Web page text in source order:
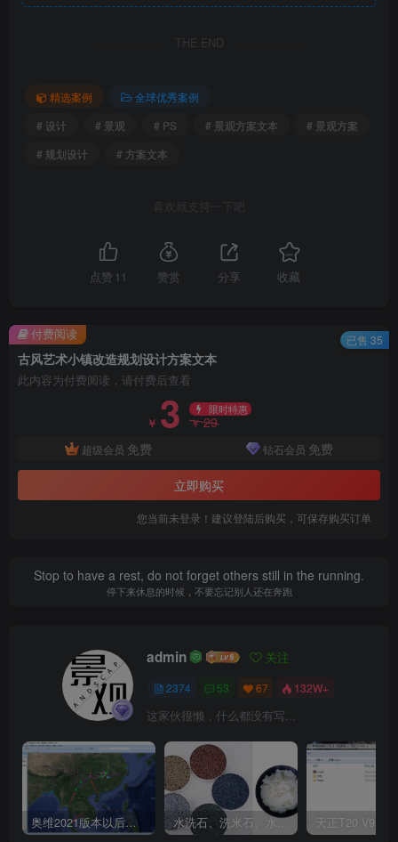
鸟瞰图
此处内容已隐藏，请付费后查看
THE END
精选案例
全球优秀案例
# 设计
# 景观 # PS # 景观方案文本
# 景观方案
# 规划设计
# 方案文本
喜欢就支持一下吧
点赞 11 赞赏 分享 收藏
古风艺术小镇改造规划设计方案文本
此内容为付费阅读，请付费后查看
￥ 3 限时特惠
￥29
超级会员 免费 钻石会员 免费
立即购买
您当前未登录！建议登陆后购买，可保存购买订单
付费阅读 已售 35
Stop to have a rest, do not forget others still in the running.
停下来休息的时候，不要忘记别人还在奔跑
admin 关注
2374 53 67 132W+
这家伙很懒，什么都没有写...
奥维2021版本以后不能用谷歌地图？最新解决办法苹果安卓电脑 水洗石、洗米石、水刷石、水磨石、胶粘石傻傻分不清楚